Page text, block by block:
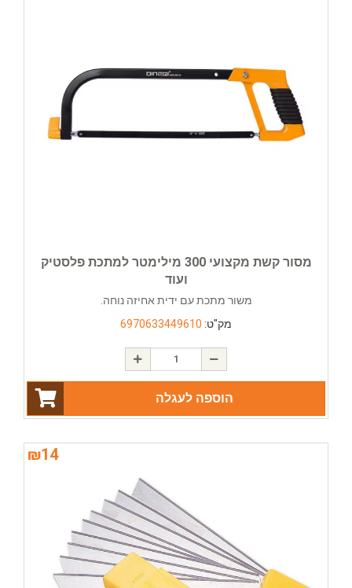
מסור קשת מקצועי 300 מילימטר למתכת פלסטיק
ועוד
משור מתכת עם ידית אחיזה נוחה.
מק"ט: 6970633449610
הוספה לעגלה
₪14